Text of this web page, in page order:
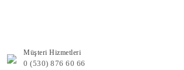
Müşteri Hizmetleri
0 (530) 876 60 66